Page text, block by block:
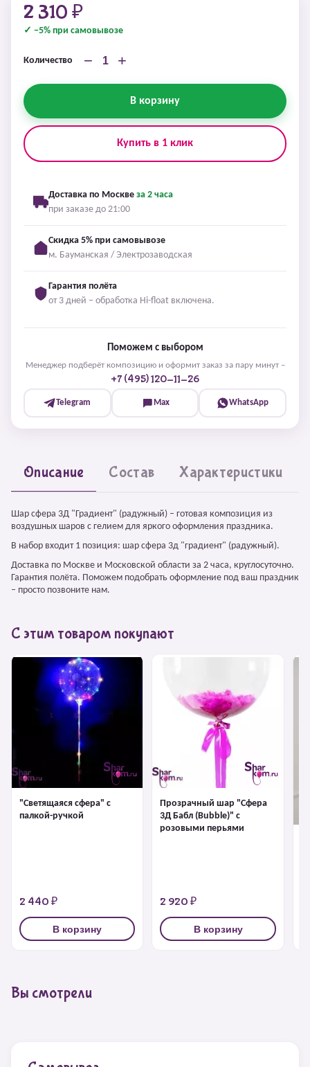
2 310 ₽
✓ −5% при самовывозе
Количество − +
В корзину
Купить в 1 клик
Доставка по Москве за 2 часа
при заказе до 21:00
Скидка 5% при самовывозе
м. Бауманская / Электрозаводская
Гарантия полёта
от 3 дней – обработка Hi-float включена.
Поможем с выбором
Менеджер подберёт композицию и оформит заказ за пару минут –
+7 (495) 120-11-26
Telegram Max WhatsApp
Описание Состав Характеристики
Шар сфера 3Д "Градиент" (радужный) – готовая композиция из
воздушных шаров с гелием для яркого оформления праздника.
В набор входит 1 позиция: шар сфера 3д "градиент" (радужный).
Доставка по Москве и Московской области за 2 часа, круглосуточно.
Гарантия полёта. Поможем подобрать оформление под ваш праздник
– просто позвоните нам.
С этим товаром покупают
"Светящаяся сфера" с
палкой-ручкой
2 440 ₽
В корзину
Прозрачный шар "Сфера
3Д Бабл (Bubble)" с
розовыми перьями
2 920 ₽
В корзину
Вы смотрели